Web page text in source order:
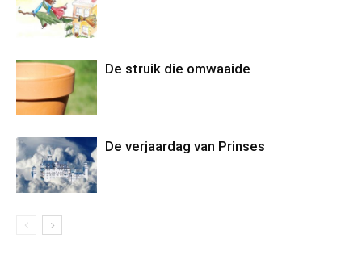
De struik die omwaaide
De verjaardag van Prinses